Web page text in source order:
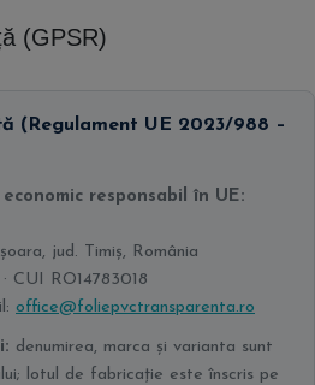
(GPSR)
(Regulament UE 2023/988 –
responsabil în UE:
jud. Timiș, România
CUI RO14783018
office@foliepvctransparenta.ro
denumirea, marca și varianta sunt
lotul de fabricație este înscris pe